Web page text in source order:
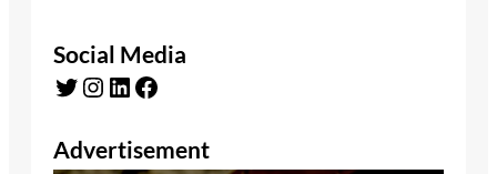
Social Media
Twitter Instagram LinkedIn Facebook
Advertisement